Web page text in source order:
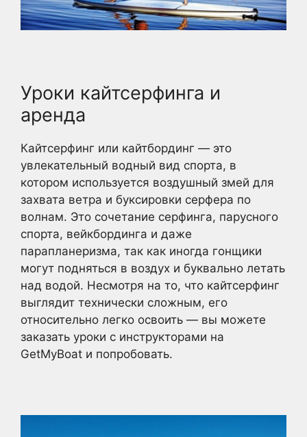
Уроки кайтсерфинга и
аренда
Кайтсерфинг или кайтбординг — это
увлекательный водный вид спорта, в
котором используется воздушный змей для
захвата ветра и буксировки серфера по
волнам. Это сочетание серфинга, парусного
спорта, вейкбординга и даже
парапланеризма, так как иногда гонщики
могут подняться в воздух и буквально летать
над водой. Несмотря на то, что кайтсерфинг
выглядит технически сложным, его
относительно легко освоить — вы можете
заказать уроки с инструкторами на
GetMyBoat и попробовать.